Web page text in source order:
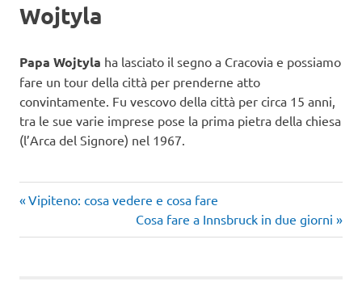
Wojtyla
Papa Wojtyla ha lasciato il segno a Cracovia e possiamo
fare un tour della città per prenderne atto
convintamente. Fu vescovo della città per circa 15 anni,
tra le sue varie imprese pose la prima pietra della chiesa
(l’Arca del Signore) nel 1967.
Navigazione
articoli
Articolo
Vipiteno: cosa vedere e cosa fare
Articolo
successivo:
Cosa fare a Innsbruck in due giorni